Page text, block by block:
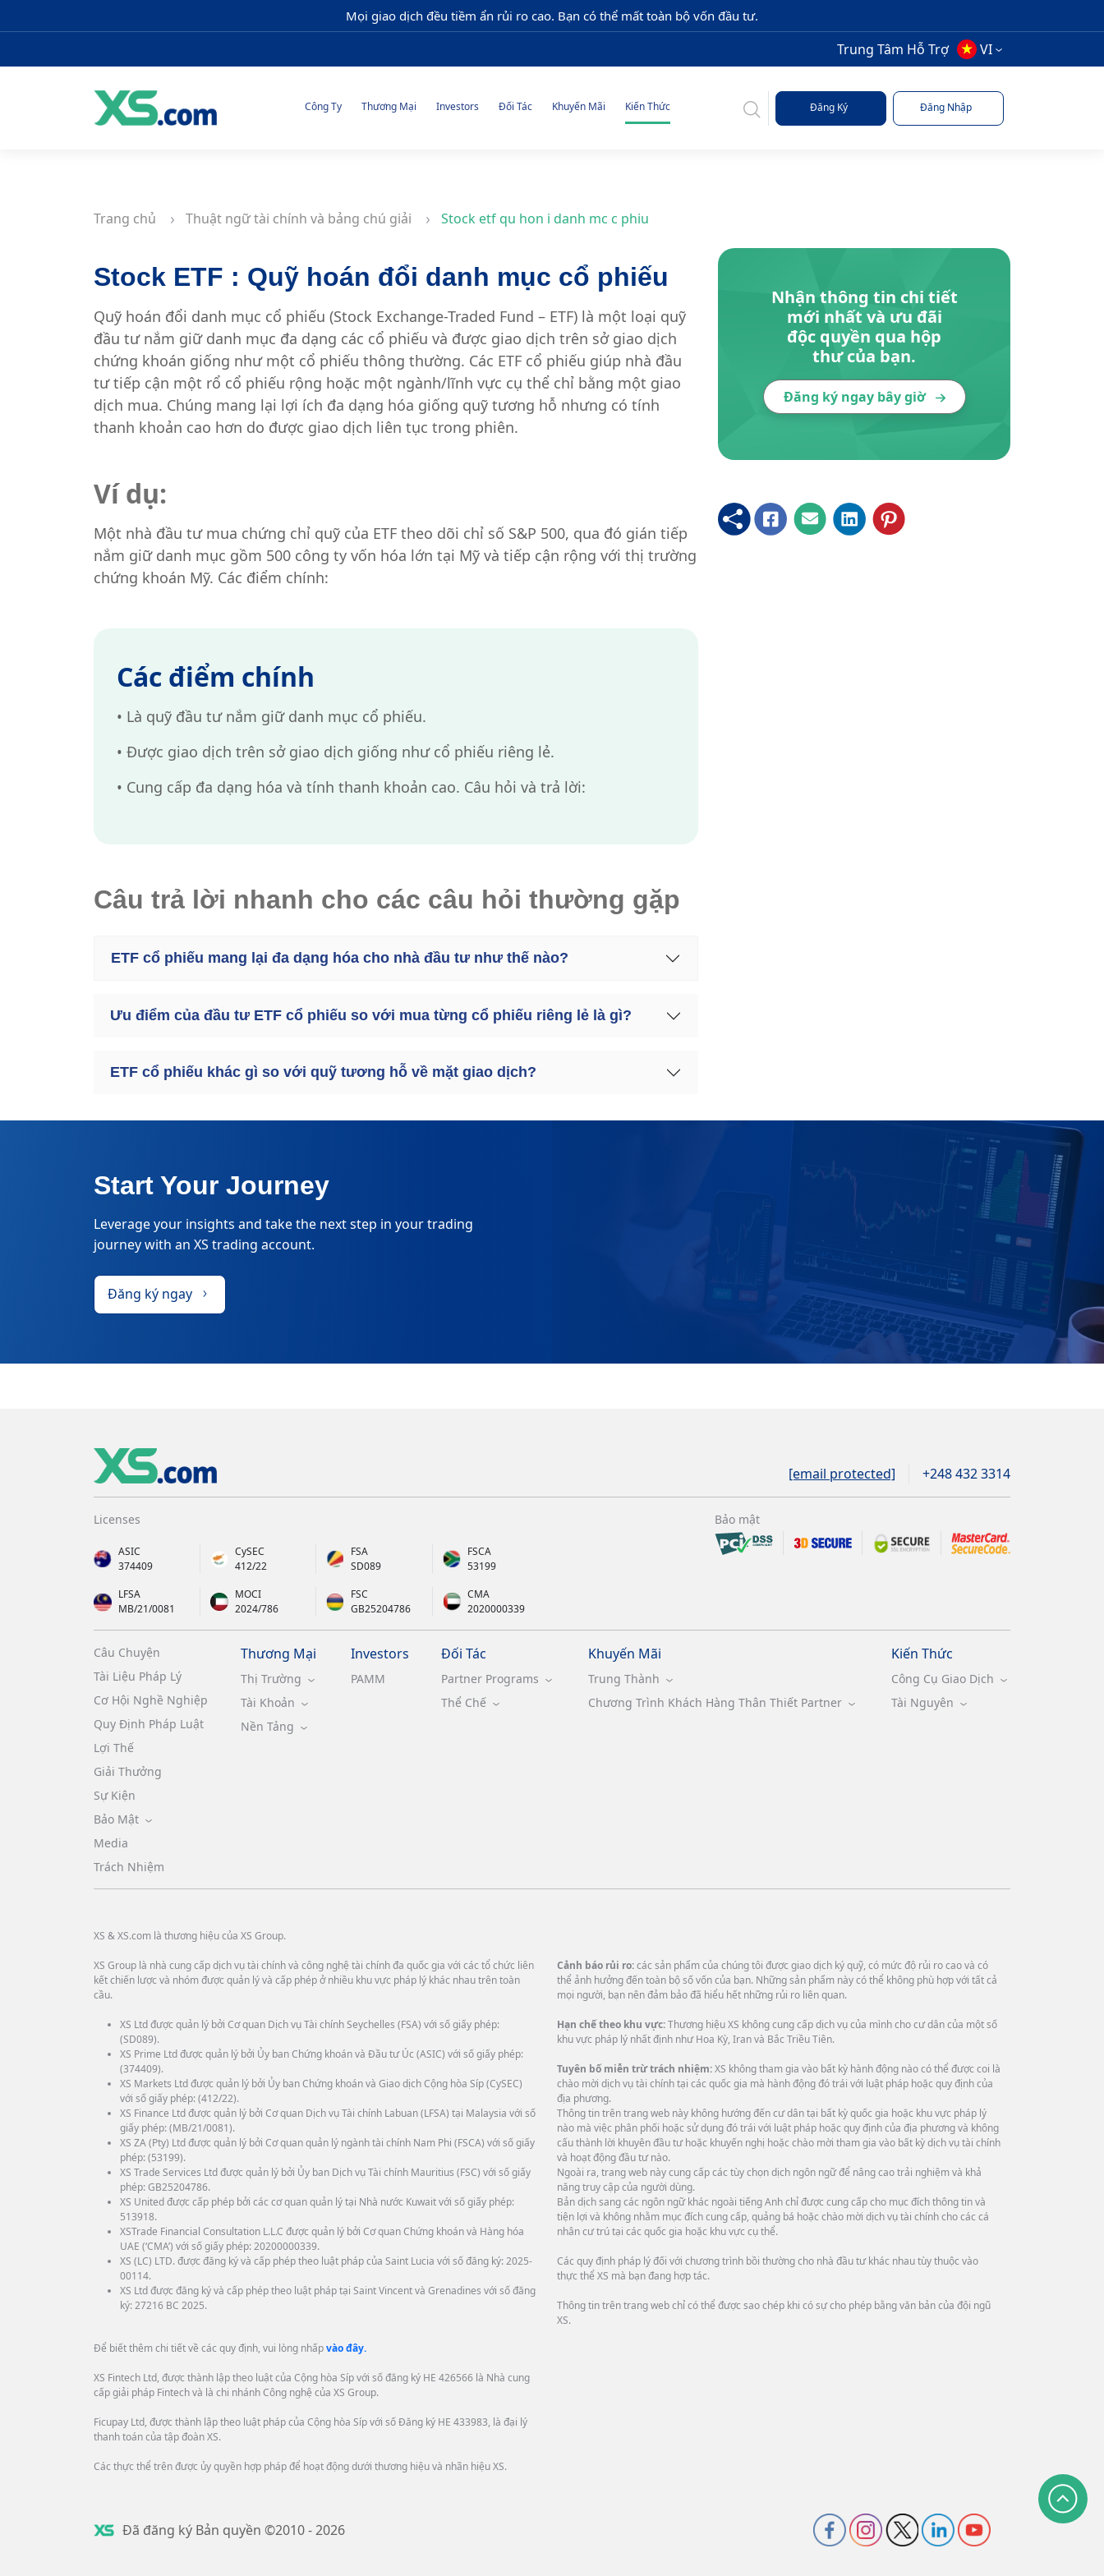
Mọi giao dịch đều tiềm ẩn rủi ro cao. Bạn có thể mất toàn bộ vốn đầu tư.
Trung Tâm Hỗ Trợ VI
Công Ty Thương Mại Investors Đối Tác Khuyến Mãi Kiến Thức Đăng Ký Đăng Nhập
Trang chủ Thuật ngữ tài chính và bảng chú giải Stock etf qu hon i danh mc c phiu
Stock ETF : Quỹ hoán đổi danh mục cổ phiếu
Quỹ hoán đổi danh mục cổ phiếu (Stock Exchange-Traded Fund – ETF) là một loại quỹ
đầu tư nắm giữ danh mục đa dạng các cổ phiếu và được giao dịch trên sở giao dịch
chứng khoán giống như một cổ phiếu thông thường. Các ETF cổ phiếu giúp nhà đầu
tư tiếp cận một rổ cổ phiếu rộng hoặc một ngành/lĩnh vực cụ thể chỉ bằng một giao
dịch mua. Chúng mang lại lợi ích đa dạng hóa giống quỹ tương hỗ nhưng có tính
thanh khoản cao hơn do được giao dịch liên tục trong phiên.
Ví dụ:
Một nhà đầu tư mua chứng chỉ quỹ của ETF theo dõi chỉ số S&P 500, qua đó gián tiếp
nắm giữ danh mục gồm 500 công ty vốn hóa lớn tại Mỹ và tiếp cận rộng với thị trường
chứng khoán Mỹ. Các điểm chính:
Các điểm chính
• Là quỹ đầu tư nắm giữ danh mục cổ phiếu.
• Được giao dịch trên sở giao dịch giống như cổ phiếu riêng lẻ.
• Cung cấp đa dạng hóa và tính thanh khoản cao. Câu hỏi và trả lời:
Câu trả lời nhanh cho các câu hỏi thường gặp
ETF cổ phiếu mang lại đa dạng hóa cho nhà đầu tư như thế nào?
Ưu điểm của đầu tư ETF cổ phiếu so với mua từng cổ phiếu riêng lẻ là gì?
ETF cổ phiếu khác gì so với quỹ tương hỗ về mặt giao dịch?
Nhận thông tin chi tiết
mới nhất và ưu đãi
độc quyền qua hộp
thư của bạn.
Đăng ký ngay bây giờ
Start Your Journey
Leverage your insights and take the next step in your trading
journey with an XS trading account.
Đăng ký ngay
[email protected] +248 432 3314
Licenses
ASIC
374409
CySEC
412/22
FSA
SD089
FSCA
53199
LFSA
MB/21/0081
MOCI
2024/786
FSC
GB25204786
CMA
2020000339
Bảo mật
Câu Chuyện
Tài Liệu Pháp Lý
Cơ Hội Nghề Nghiệp
Quy Định Pháp Luật
Lợi Thế
Giải Thưởng
Sự Kiện
Bảo Mật
Media
Trách Nhiệm
Thương Mại
Thị Trường
Tài Khoản
Nền Tảng
Investors
PAMM
Đối Tác
Partner Programs
Thể Chế
Khuyến Mãi
Trung Thành
Chương Trình Khách Hàng Thân Thiết Partner
Kiến Thức
Công Cụ Giao Dịch
Tài Nguyên
XS & XS.com là thương hiệu của XS Group.
XS Group là nhà cung cấp dịch vụ tài chính và công nghệ tài chính đa quốc gia với các tổ chức liên
kết chiến lược và nhóm được quản lý và cấp phép ở nhiều khu vực pháp lý khác nhau trên toàn
cầu.
XS Ltd được quản lý bởi Cơ quan Dịch vụ Tài chính Seychelles (FSA) với số giấy phép:
(SD089).
XS Prime Ltd được quản lý bởi Ủy ban Chứng khoán và Đầu tư Úc (ASIC) với số giấy phép:
(374409).
XS Markets Ltd được quản lý bởi Ủy ban Chứng khoán và Giao dịch Cộng hòa Síp (CySEC)
với số giấy phép: (412/22).
XS Finance Ltd được quản lý bởi Cơ quan Dịch vụ Tài chính Labuan (LFSA) tại Malaysia với số
giấy phép: (MB/21/0081).
XS ZA (Pty) Ltd được quản lý bởi Cơ quan quản lý ngành tài chính Nam Phi (FSCA) với số giấy
phép: (53199).
XS Trade Services Ltd được quản lý bởi Ủy ban Dịch vụ Tài chính Mauritius (FSC) với số giấy
phép: GB25204786.
XS United được cấp phép bởi các cơ quan quản lý tại Nhà nước Kuwait với số giấy phép:
513918.
XSTrade Financial Consultation L.L.C được quản lý bởi Cơ quan Chứng khoán và Hàng hóa
UAE (‘CMA’) với số giấy phép: 20200000339.
XS (LC) LTD. được đăng ký và cấp phép theo luật pháp của Saint Lucia với số đăng ký: 2025-
00114.
XS Ltd được đăng ký và cấp phép theo luật pháp tại Saint Vincent và Grenadines với số đăng
ký: 27216 BC 2025.
Để biết thêm chi tiết về các quy định, vui lòng nhấpvào đây.
XS Fintech Ltd, được thành lập theo luật của Cộng hòa Síp với số đăng ký HE 426566 là Nhà cung
cấp giải pháp Fintech và là chi nhánh Công nghệ của XS Group.
Ficupay Ltd, được thành lập theo luật pháp của Cộng hòa Síp với số Đăng ký HE 433983, là đại lý
thanh toán của tập đoàn XS.
Các thực thể trên được ủy quyền hợp pháp để hoạt động dưới thương hiệu và nhãn hiệu XS.
Cảnh báo rủi ro:các sản phẩm của chúng tôi được giao dịch ký quỹ, có mức độ rủi ro cao và có
thể ảnh hưởng đến toàn bộ số vốn của bạn. Những sản phẩm này có thể không phù hợp với tất cả
mọi người, bạn nên đảm bảo đã hiểu hết những rủi ro liên quan.
Hạn chế theo khu vực:Thương hiệu XS không cung cấp dịch vụ của mình cho cư dân của một số
khu vực pháp lý nhất định như Hoa Kỳ, Iran và Bắc Triều Tiên.
Tuyên bố miễn trừ trách nhiệm:XS không tham gia vào bất kỳ hành động nào có thể được coi là
chào mời dịch vụ tài chính tại các quốc gia mà hành động đó trái với luật pháp hoặc quy định của
địa phương.
Thông tin trên trang web này không hướng đến cư dân tại bất kỳ quốc gia hoặc khu vực pháp lý
nào mà việc phân phối hoặc sử dụng đó trái với luật pháp hoặc quy định của địa phương và không
cấu thành lời khuyên đầu tư hoặc khuyến nghị hoặc chào mời tham gia vào bất kỳ dịch vụ tài chính
và hoạt động đầu tư nào.
Ngoài ra, trang web này cung cấp các tùy chọn dịch ngôn ngữ để nâng cao trải nghiệm và khả
năng truy cập của người dùng.
Bản dịch sang các ngôn ngữ khác ngoài tiếng Anh chỉ được cung cấp cho mục đích thông tin và
tiện lợi và không nhằm mục đích cung cấp, quảng bá hoặc chào mời dịch vụ tài chính cho các cá
nhân cư trú tại các quốc gia hoặc khu vực cụ thể.
Các quy định pháp lý đối với chương trình bồi thường cho nhà đầu tư khác nhau tùy thuộc vào
thực thể XS mà bạn đang hợp tác.
Thông tin trên trang web chỉ có thể được sao chép khi có sự cho phép bằng văn bản của đội ngũ
XS.
Đã đăng ký Bản quyền ©2010 - 2026